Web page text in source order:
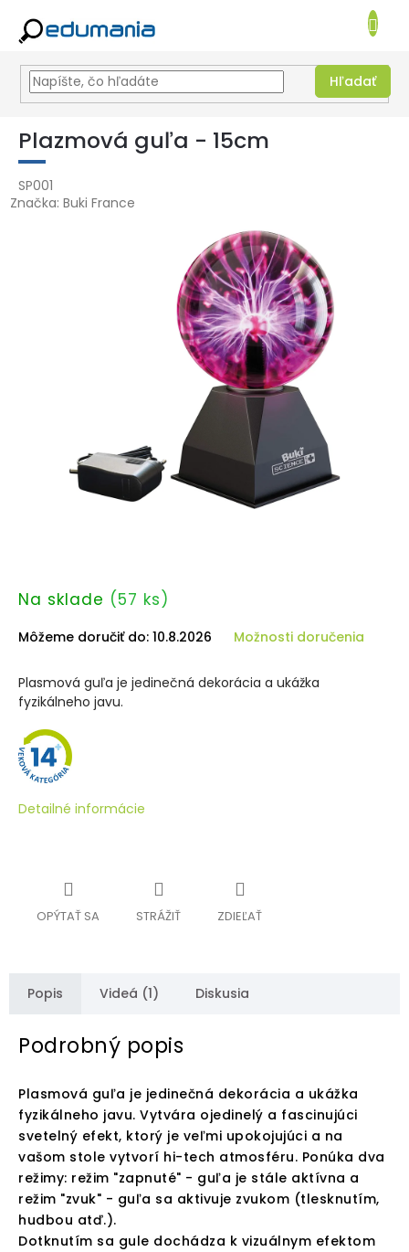
Prejsť
obsah
Hľadať
KOŠÍK
Plazmová guľa - 15cm
SP001
Značka: Buki France
Na sklade (57 ks)
Môžeme doručiť do: 10.8.2026 Možnosti doručenia
Plasmová guľa je jedinečná dekorácia a ukážka
fyzikálneho javu.
Detailné informácie
OPÝTAŤ SA STRÁŽIŤ ZDIEĽAŤ
Popis Videá (1) Diskusia
Podrobný popis
Plasmová guľa je jedinečná dekorácia a ukážka
fyzikálneho javu. Vytvára ojedinelý a fascinujúci
svetelný efekt, ktorý je veľmi upokojujúci a na
vašom stole vytvorí hi-tech atmosféru. Ponúka dva
režimy: režim "zapnuté" - guľa je stále aktívna a
režim "zvuk" - guľa sa aktivuje zvukom (tlesknutím,
hudbou atď.).
Dotknutím sa gule dochádza k vizuálnym efektom